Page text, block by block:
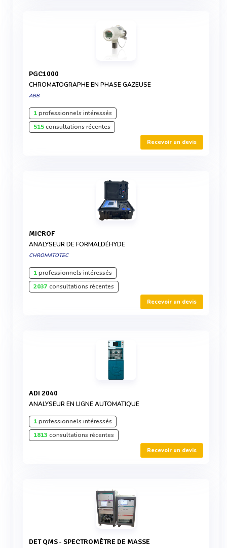
PGC1000
CHROMATOGRAPHE EN PHASE GAZEUSE
ABB
1professionnels intéressés
515consultations récentes
Recevoir un devis
MICROF
ANALYSEUR DE FORMALDÉHYDE
CHROMATOTEC
1professionnels intéressés
2037consultations récentes
Recevoir un devis
ADI 2040
ANALYSEUR EN LIGNE AUTOMATIQUE
1professionnels intéressés
1813 consultations récentes
Recevoir un devis
DET QMS - SPECTROMÈTRE DE MASSE